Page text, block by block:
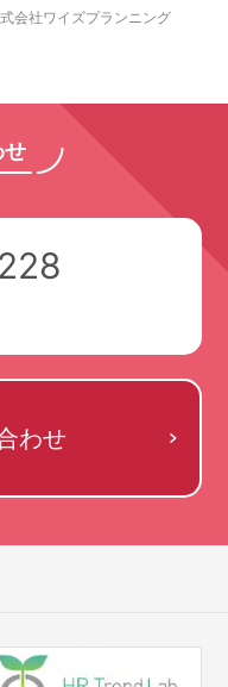
会社ワイズプランニング
せ
わせ